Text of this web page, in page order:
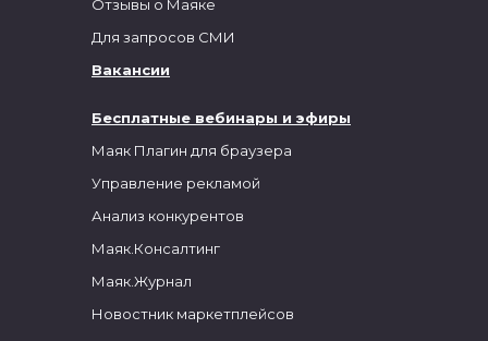
Бесплатные вебинары и эфиры
Маяк Плагин для браузера
Управление рекламой
Анализ конкурентов
Маяк.Консалтинг
Маяк.Журнал
Новостник маркетплейсов
Отзывы о Маяке
Для запросов СМИ
Вакансии